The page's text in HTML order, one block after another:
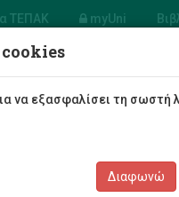
ΤΕΠΑΚ myUni
τριες Σπουδές
cookies
να εξασφαλίσει τη σωστή
Διαφωνώ